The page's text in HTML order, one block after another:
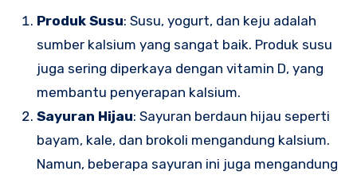
Produk Susu: Susu, yogurt, dan keju adalah
sumber kalsium yang sangat baik. Produk susu
juga sering diperkaya dengan vitamin D, yang
membantu penyerapan kalsium.
Sayuran Hijau: Sayuran berdaun hijau seperti
bayam, kale, dan brokoli mengandung kalsium.
Namun, beberapa sayuran ini juga mengandung